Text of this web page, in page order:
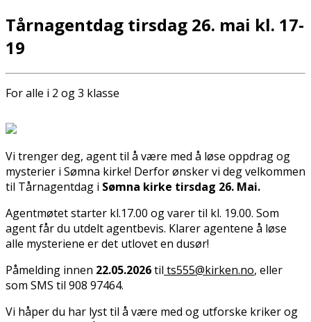
Tårnagentdag tirsdag 26. mai kl. 17-
19
For alle i 2 og 3 klasse
Vi trenger deg, agenttil å være med å løse oppdrag og
mysterier i Sømna kirke! Derfor ønsker vi deg velkommen
til Tårnagentdag i Sømna kirke tirsdag 26. Mai.
Agentmøtet starter kl.17.00 og varer til kl. 19.00. Som
agent får du utdelt agentbevis. Klarer agentene å løse
alle mysteriene er det utlovet en dusør!
Påmelding innen 22.05.2026til ts555@kirken.no, eller
som SMS til 908 97464.
Vi håper du har lyst til å være med og utforske kriker og